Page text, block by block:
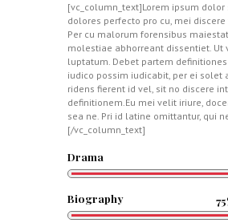
[vc_column_text]Lorem ipsum
dolores perfecto pro cu, mei
Per cu malorum forensibus
molestiae abhorreant dissentiet. Ut
luptatum. Debet partem definitiones
iudico possim iudicabit, per ei solet
ridens fierent id vel, sit no discere
definitionem.Eu mei velit iriure,
sea ne. Pri id latine omittantur, qui
[/vc_column_text]
Drama
Biography